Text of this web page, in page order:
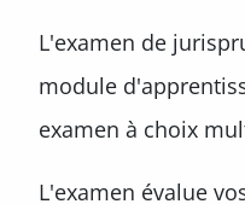
L'examen de
module
examen à choix
L'examen évalue